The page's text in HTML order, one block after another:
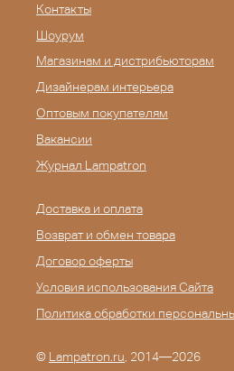
Контакты
Шоурум
Магазинам и дистрибьюторам
Дизайнерам интерьера
Оптовым покупателям
Вакансии
Журнал Lampatron
Доставка и оплата
Возврат и обмен товара
Договор оферты
Условия использования Сайта
Политика обработки
© Lampatron.ru, 2014—2026